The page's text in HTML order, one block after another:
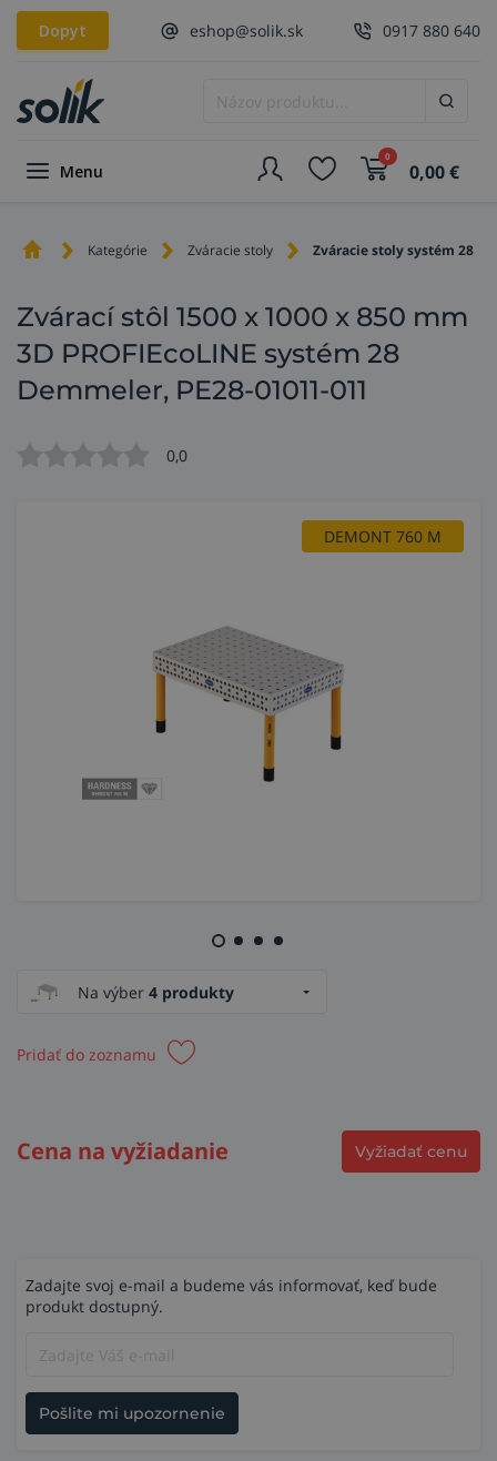
Dopyt eshop@solik.sk 0917 880 640
Menu
0
0,00€
Kategórie Zváracie stoly Zváracie stoly systém 28
Zvárací stôl 1500 x 1000 x 850 mm
3D PROFIEcoLINE systém 28
Demmeler, PE28-01011-011
0,0
DEMONT 760 M
Na výber 4 produkty
Pridať do zoznamu
Cena na vyžiadanie Vyžiadať cenu
Zadajte svoj e-mail a budeme vás informovať, keď bude
produkt dostupný.
Pošlite mi upozornenie